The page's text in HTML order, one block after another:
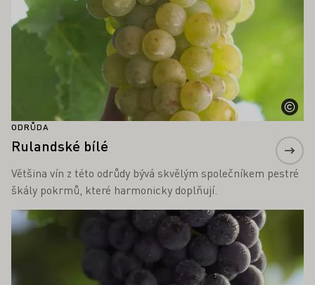
ODRŮDA
Rulandské bílé
Většina vín z této odrůdy bývá skvělým společníkem pestré
škály pokrmů, které harmonicky doplňují.
Zjistěte více